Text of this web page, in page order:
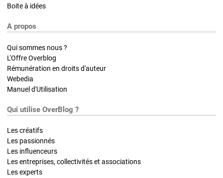
Boite à idées
A propos
Qui sommes nous ?
L'Offre Overblog
Rémunération en droits d'auteur
Webedia
Manuel d'Utilisation
Qui utilise OverBlog ?
Les créatifs
Les passionnés
Les influenceurs
Les entreprises, collectivités et associations
Les experts